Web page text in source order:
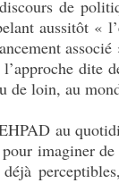
de
aussitôt
de loin, au
au
imaginer